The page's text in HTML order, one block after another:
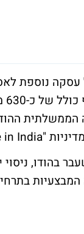
בהודו,
המבצעיות